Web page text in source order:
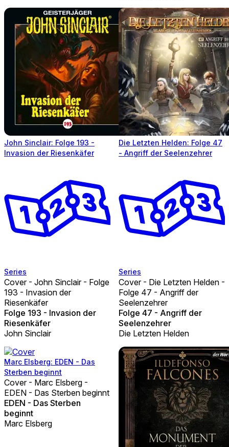
John Sinclair: Folge 193 -
Invasion der Riesenkäfer
Series
Cover - John Sinclair - Folge
193 - Invasion der
Riesenkäfer
Folge 193 - Invasion der
Riesenkäfer
John Sinclair
Die Letzten Helden: Folge 47
- Angriff der Seelenzehrer
Series
Cover - Die Letzten Helden -
Folge 47 - Angriff der
Seelenzehrer
Folge 47 - Angriff der
Seelenzehrer
Die Letzten Helden
Marc Elsberg: EDEN - Das
Sterben beginnt
Cover - Marc Elsberg -
EDEN - Das Sterben beginnt
EDEN - Das Sterben
beginnt
Marc Elsberg